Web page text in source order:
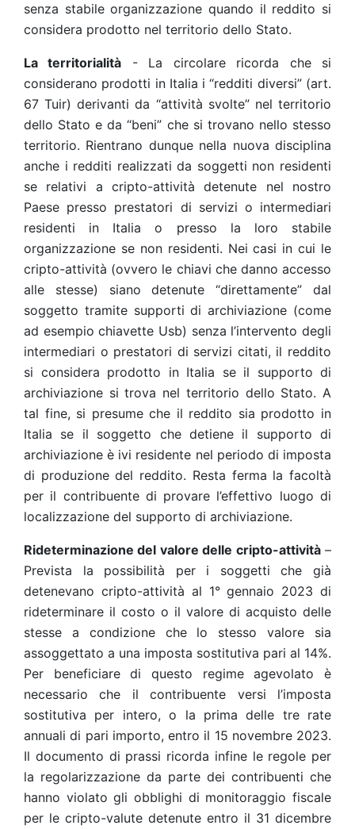
senza stabile organizzazione quando il reddito si
considera prodotto nel territorio dello Stato.
La territorialità
- La circolare ricorda che si
considerano prodotti in Italia i “redditi diversi” (art.
67 Tuir) derivanti da “attività svolte” nel territorio
dello Stato e da “beni” che si trovano nello stesso
territorio. Rientrano dunque nella nuova disciplina
anche i redditi realizzati da soggetti non residenti
se relativi a cripto-attività detenute nel nostro
Paese presso prestatori di servizi o intermediari
residenti in Italia o presso la loro stabile
organizzazione se non residenti. Nei casi in cui le
cripto-attività (ovvero le chiavi che danno accesso
alle stesse) siano detenute “direttamente” dal
soggetto tramite supporti di archiviazione (come
ad esempio chiavette Usb) senza l’intervento degli
intermediari o prestatori di servizi citati, il reddito
si considera prodotto in Italia se il supporto di
archiviazione si trova nel territorio dello Stato. A
tal fine, si presume che il reddito sia prodotto in
Italia se il soggetto che detiene il supporto di
archiviazione è ivi residente nel periodo di imposta
di produzione del reddito. Resta ferma la facoltà
per il contribuente di provare l’effettivo luogo di
localizzazione del supporto di archiviazione.
Rideterminazione del valore delle cripto-attività –
Prevista la possibilità per i soggetti che già
detenevano cripto-attività al 1° gennaio 2023 di
rideterminare il costo o il valore di acquisto delle
stesse a condizione che lo stesso valore sia
assoggettato a una imposta sostitutiva pari al 14%.
Per beneficiare di questo regime agevolato è
necessario che il contribuente versi l’imposta
sostitutiva per intero, o la prima delle tre rate
annuali di pari importo, entro il 15 novembre 2023.
Il documento di prassi ricorda infine le regole per
la regolarizzazione da parte dei contribuenti che
hanno violato gli obblighi di monitoraggio fiscale
per le cripto-valute detenute entro il 31 dicembre